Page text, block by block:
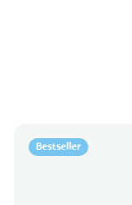
Bestseller